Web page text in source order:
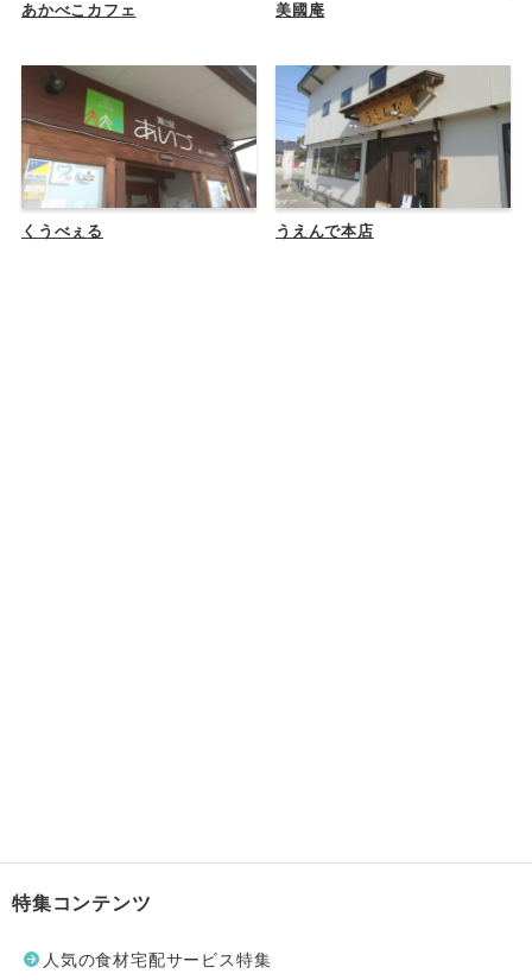
あかべこカフェ 美國庵
くうべぇる うえんで本店
特集コンテンツ
人気の食材宅配サービス特集